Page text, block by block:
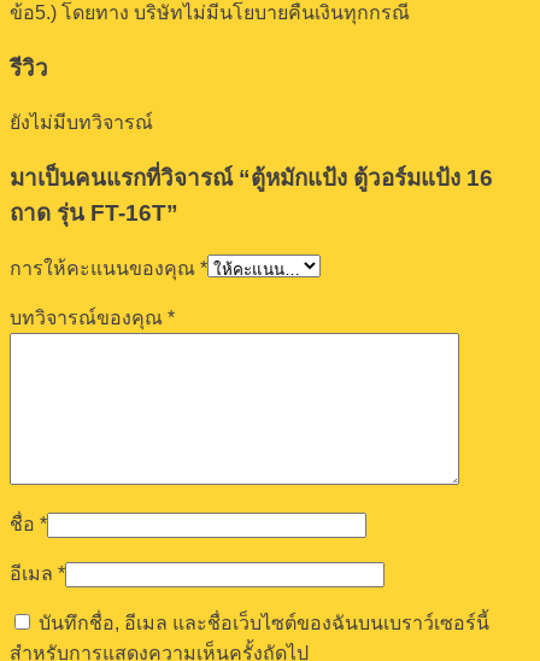
ข้อ5.) โดยทาง บริษัทไม่มีนโยบายคืนเงินทุกกรณี
รีวิว
ยังไม่มีบทวิจารณ์
มาเป็นคนแรกที่วิจารณ์ “ตู้หมักแป้ง ตู้วอร์มแป้ง 16
ถาด รุ่น FT-16T”
การให้คะแนนของคุณ *
บทวิจารณ์ของคุณ *
ชื่อ *
อีเมล *
บันทึกชื่อ, อีเมล และชื่อเว็บไซต์ของฉันบนเบราว์เซอร์นี้
สำหรับการแสดงความเห็นครั้งถัดไป